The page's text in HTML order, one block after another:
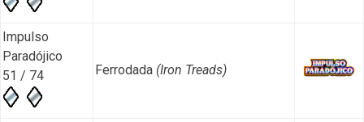
Impulso
Paradójico
51 / 74
Ferrodada (Iron Treads)